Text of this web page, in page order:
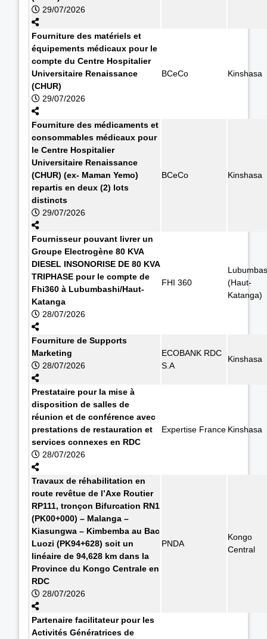
29/07/2026
Fourniture des matériels et
équipements médicaux pour le
compte du Centre Hospitalier
Universitaire Renaissance
(CHUR)
29/07/2026
BCeCo Kinshasa
Fourniture des médicaments et
consommables médicaux pour
le Centre Hospitalier
Universitaire Renaissance
(CHUR) (ex- Maman Yemo)
repartis en deux (2) lots
distincts
29/07/2026
BCeCo Kinshasa
Fournisseur pouvant livrer un
Groupe Electrogène 80 KVA
DIESEL INSONORISE DE 80 KVA
TRIPHASE pour le compte de
Fhi360 à Lubumbashi/Haut-
Katanga
28/07/2026
FHI 360
(Haut-
Katanga)
Fourniture de Supports
Marketing
28/07/2026
ECOBANK RDC
S.A
Kinshasa
Prestataire pour la mise à
disposition de salles de
réunion et de conférence avec
prestations de restauration et
services connexes en RDC
28/07/2026
Expertise France Kinshasa
Travaux de réhabilitation en
route revêtue de l’Axe Routier
RP111, tronçon Bifurcation RN1
(PK00+000) – Malanga –
Kiasungwa – Kimbemba au Bac
Luozi (PK94+628) soit un
linéaire de 94,628 km dans la
Province du Kongo Centrale en
RDC
28/07/2026
PNDA
Kongo
Central
Partenaire facilitateur pour les
Activités Génératrices de